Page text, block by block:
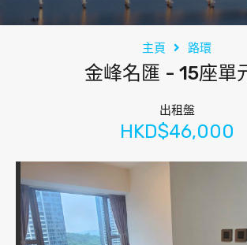
主頁 路環
金峰名匯 - 15座單
出租盤
HKD$46,000